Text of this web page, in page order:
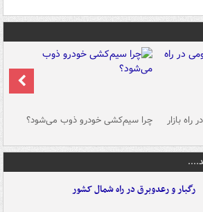
بازار چرا سیم‌کشی خودرو ذوب می‌شود؟
رگبار و رعدوبرق در راه شمال کشور